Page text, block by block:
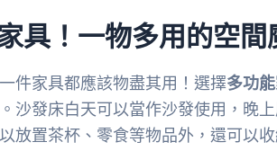
具！一物多用的空間
件家具都應該物盡其用！選擇多功
沙發床白天可以當作沙發使用，晚
放置茶杯、零食等物品外，還可以